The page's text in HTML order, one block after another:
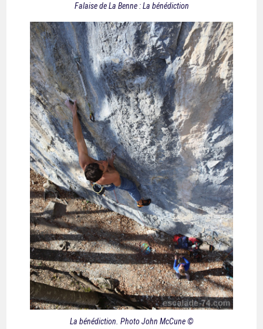
Falaise de La Benne : La bénédiction
La bénédiction. Photo John McCune ©